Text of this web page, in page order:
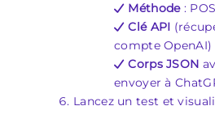
Méthode:
Clé API
compte OpenAI)
Corps JSON
envoyer à
Lancez un test et